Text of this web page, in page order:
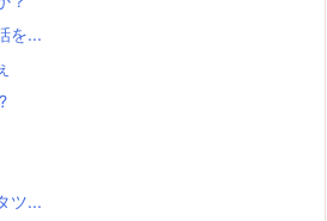
を...
ツ...